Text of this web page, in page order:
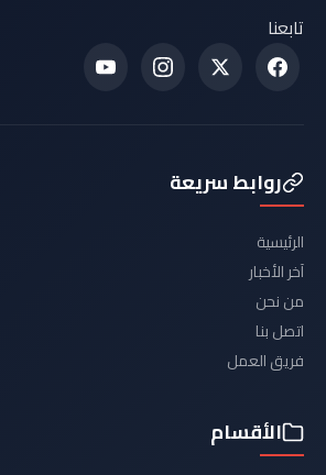
تابعنا
روابط سريعة
الرئيسية
آخر الأخبار
من نحن
اتصل بنا
فريق العمل
الأقسام